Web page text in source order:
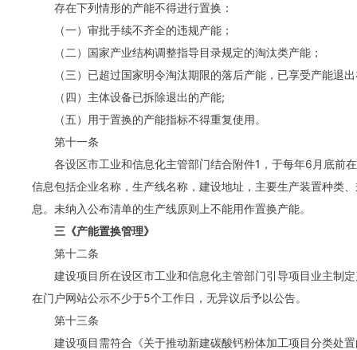
存在下列情形的产能不得进行置换：
（一）审批手续不齐全的违规产能；
（二）国家产业结构调整指导目录规定的淘汰类产能；
（三）已超过国家明令淘汰期限的落后产能，已享受产能退
（四）主体设备已拆除退出的产能;
（五）用于置换的产能指标不得重复使用。
第十一条
各设区市工业和信息化主管部门结合附件1，于每年6月底前
信息包括企业名称，生产线名称，建设地址，主要生产装置种类
息。未纳入公布清单的生产线原则上不能用作置换产能。
三《产能置换管理》
第十二条
建设项目所在设区市工业和信息化主管部门引导项目业主制
在门户网站公示不少于5个工作日，无异议后予以公告。
第十三条
建设项目需符合《关于推动新建碳酸钙粉体加工项目分类处